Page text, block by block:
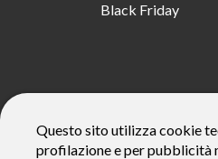
Black Friday
Messaggio
Questo sito utilizza cookie
profilazione e per pubblicità